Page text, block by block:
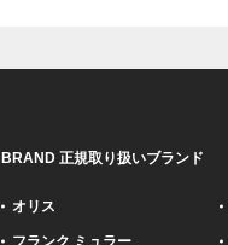
BRAND 正規取り扱いブランド
オリス
フランク ミュラー